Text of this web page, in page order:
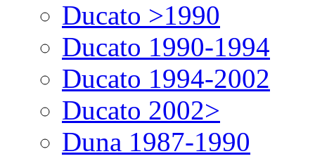
Ducato >1990
Ducato 1990-1994
Ducato 1994-2002
Ducato 2002>
Duna 1987-1990